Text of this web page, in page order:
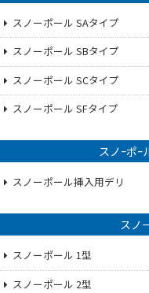
スノーポール SAタイプ
スノーポール SBタイプ
スノーポール SCタイプ
スノーポール SFタイプ
スノｰポｰ
スノーポール挿入用デリ
スノ
スノーポール 1型
スノーポール 2型